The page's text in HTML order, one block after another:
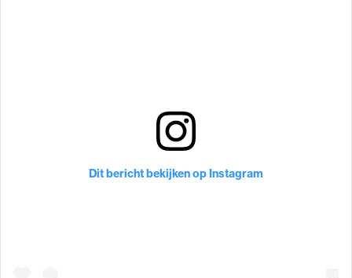
Dit bericht bekijken op Instagram